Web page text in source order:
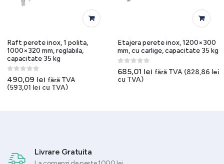
Raft perete inox, 1 polita,
1000×320 mm, reglabila,
capacitate 35 kg
0out of 5
490,09 lei fără TVA
(593,01 lei cu TVA)
Etajera perete inox, 1200×300
mm, cu carlige, capacitate 35 kg
0out of 5
685,01 lei fără TVA (828,86 lei
cu TVA)
Livrare Gratuita